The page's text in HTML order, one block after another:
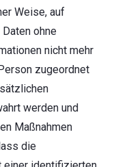
Weise, auf
ohne
nicht mehr
zugeordnet
werden und
Maßnahmen
die